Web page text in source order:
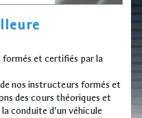
et certifiés par la
nos instructeurs formés et
des cours théoriques et
conduite d'un véhicule